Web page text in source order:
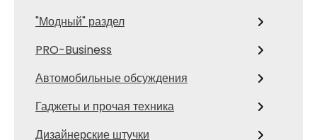
"Модный" раздел
PRO-Business
Автомобильные обсуждения
Гаджеты и прочая техника
Дизайнерские штучки